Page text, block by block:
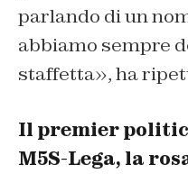
parlando di un
abbiamo sempre
staffetta», ha
Il premier
M5S-Lega, la